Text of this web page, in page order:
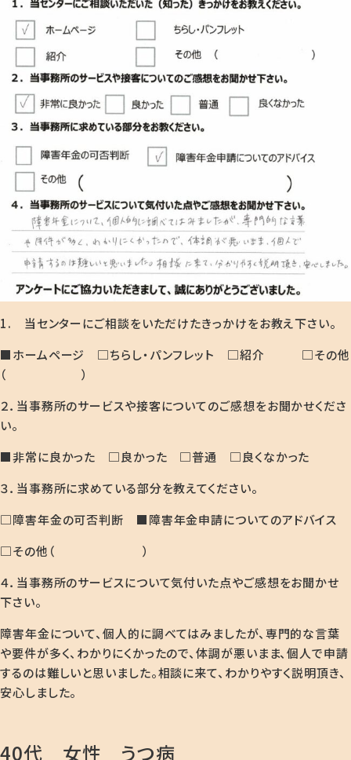
1. 当センターにご相談をいただけたきっかけをお教え下さい。
■ホームページ □ちらし・パンフレット □紹介 □その他
（ ）
２．当事務所のサービスや接客についてのご感想をお聞かせくださ
い。
■非常に良かった □良かった □普通 □良くなかった
３．当事務所に求めている部分を教えてください。
□障害年金の可否判断 ■障害年金申請についてのアドバイス
□その他（ ）
４．当事務所のサービスについて気付いた点やご感想をお聞かせ
下さい。
障害年金について、個人的に調べてはみましたが、専門的な言葉
や要件が多く、わかりにくかったので、体調が悪いまま、個人で申請
するのは難しいと思いました。相談に来て、わかりやすく説明頂き、
安心しました。
40代 女性 うつ病